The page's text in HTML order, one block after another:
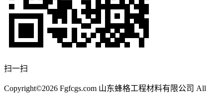
扫一扫
Copyright©2026 Fgfcgs.com 山东蜂格工程材料有限公司 All